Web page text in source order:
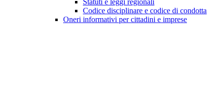
Statuti e leggi regionali
Codice disciplinare e codice di condotta
Oneri informativi per cittadini e imprese